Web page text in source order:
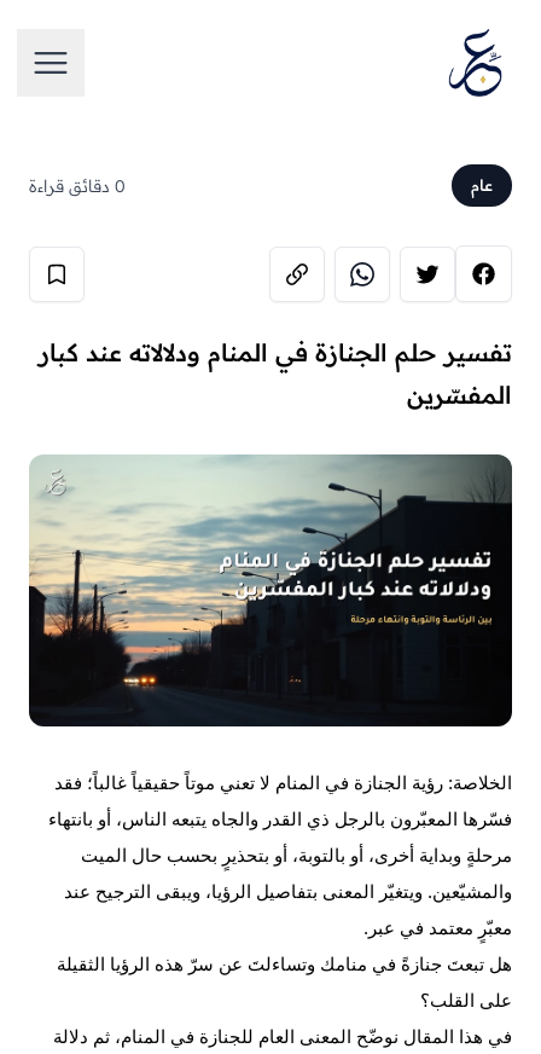
فتح
عام 0 دقائق قراءة
تفسير حلم الجنازة في المنام ودلالاته عند كبار
المفسّرين
الخلاصة: رؤية الجنازة في المنام لا تعني موتاً حقيقياً غالباً؛ فقد
فسّرها المعبّرون بالرجل ذي
القدر والجاه يتبعه الناس، أو بانتهاء
مرحلةٍ وبداية أخرى، أو بالتوبة، أو بتحذيرٍ بحسب حال
الميت
والمشيّعين. ويتغيّر المعنى بتفاصيل الرؤيا، ويبقى الترجيح عند
معبّرٍ معتمد في عبر.
هل تبعتَ جنازةً في منامك وتساءلتَ عن سرّ هذه الرؤيا الثقيلة
على القلب؟
في هذا المقال نوضّح المعنى العام للجنازة في المنام، ثم دلالة